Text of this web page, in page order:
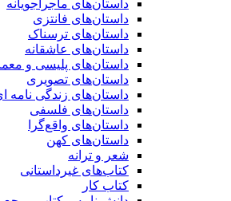
داستان‌های ماجراجویانه
داستان‌های فانتزی
داستان‌های ترسناک
داستان‌های عاشقانه
داستان‌های پلیسی و
داستان‌های تصویری
داستان‌های زندگی‌ نامه‌
داستان‌های فلسفی
داستان‌های واقع‌گرا
داستان‌های کهن
شعر و ترانه
کتاب‌های غیرداستانی
کتاب کار